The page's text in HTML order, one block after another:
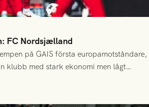
FC Nordsjælland
på GAIS första europamotståndare,
klubb med stark ekonomi men lågt
både kollektiv styrka och individuell